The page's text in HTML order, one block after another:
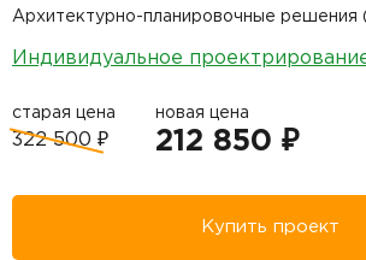
Архитектурно-планировочные
Индивидуальное
старая цена
322 500 ₽
новая цена
212 850 ₽
Купить проект